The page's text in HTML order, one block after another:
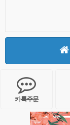
카톡주문